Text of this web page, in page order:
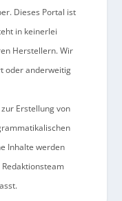
Dieses Portal ist
in keinerlei
Herstellern. Wir
oder anderweitig
Erstellung von
Inhalte werden